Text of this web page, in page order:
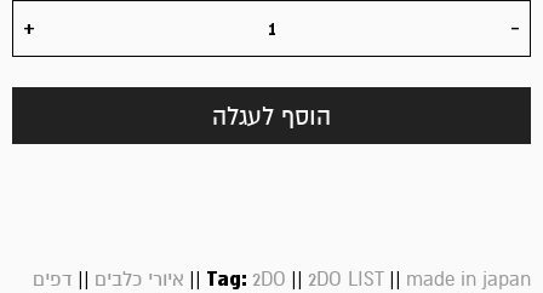
הוסף לעגלה
Tag: 2DO || 2DO LIST || made in japan
|| איורי כלבים || דפים